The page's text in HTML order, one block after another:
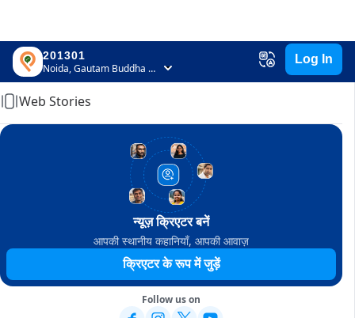
201301
Noida, Gautam Buddha Nagar, Uttar Pradesh
Log In
Home
Web Stories
न्यूज़ क्रिएटर बनें
आपकी स्थानीय कहानियाँ, आपकी आवाज़
क्रिएटर के रूप में जुड़ें
Follow us on